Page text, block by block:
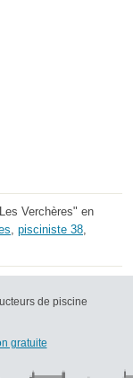
Verchères" en
, pisciniste 38,
de piscine
gratuite